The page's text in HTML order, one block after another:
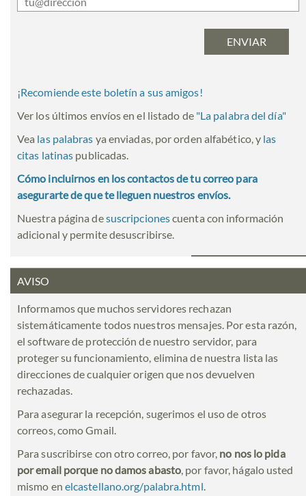
¡Recomiende este boletín a sus amigos!
Ver los últimos envíos en el listado de "La palabra del día"
Vea las palabras ya enviadas, por orden alfabético, y las
citas latinas publicadas.
Cómo incluirnos en los contactos de tu correo para
asegurarte de que te lleguen nuestros envíos.
Nuestra página desuscripcionescuenta con información
adicional y permite desuscribirse.
AVISO
Informamos que muchos servidores rechazan
sistemáticamente todos nuestros mensajes. Por esta razón,
el software de protección de nuestro servidor, para
proteger su funcionamiento, elimina de nuestra lista las
direcciones de cualquier origen que nos devuelven
rechazadas.
Para asegurar la recepción, sugerimos el uso de otros
correos, como Gmail.
Para suscribirse con otro correo, por favor, no nos lo pida
por email porque no damos abasto, por favor, hágalo usted
mismo en elcastellano.org/palabra.html.